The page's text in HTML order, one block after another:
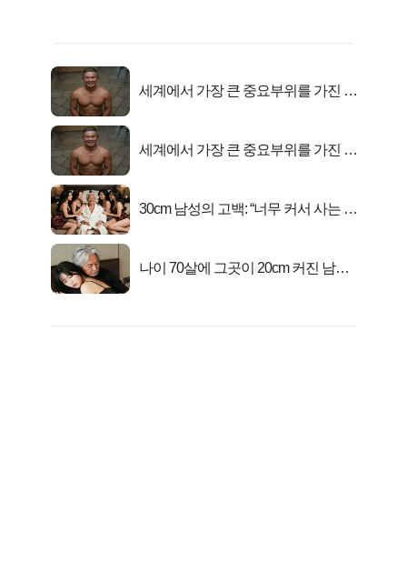
세계에서 가장 큰 중요부위를 가진 남
세계에서 가장 큰 중요부위를 가진 남
30cm 남성의 고백: “너무 커서 사는 게
나이 70살에 그곳이 20cm 커진 남자..